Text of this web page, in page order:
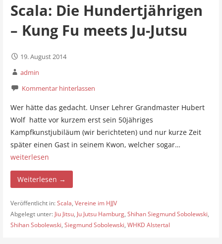
Scala: Die Hundertjährigen
– Kung Fu meets Ju-Jutsu
19. August 2014
admin
Kommentar hinterlassen
Wer hätte das gedacht. Unser Lehrer Grandmaster Hubert
Wolf hatte vor kurzem erst sein 50jähriges
Kampfkunstjubiläum (wir berichteten) und nur kurze Zeit
später einen Gast in seinem Kwon, welcher sogar…
weiterlesen
Weiterlesen →
Veröffentlicht in:Scala, Vereine im HJJV
Abgelegt unter: Jiu Jitsu, Ju Jutsu Hamburg, Shihan Siegmund Sobolewski,
Shihan Sobolewski, Siegmund Sobolewski, WHKD Alstertal